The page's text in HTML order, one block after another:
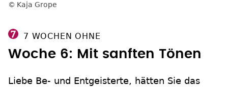
Kaja Grope
7 WOCHEN OHNE
Woche 6: Mit sanften Tönen
Liebe Be- und Entgeisterte, hätten Sie das